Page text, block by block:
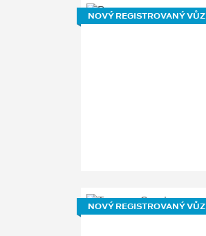
NOVÝ REGISTROVANÝ VŮZ
NOVÝ REGISTROVANÝ VŮZ